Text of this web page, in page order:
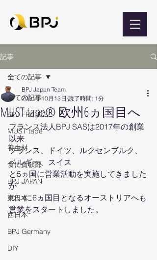
記事
全ての記事
BPJ FRANCE
MUST tape
養生材
食に貪欲部
BPJ JAPAN
東日本
西日本
BPJ Germany
DIY
全ての記事
MUST tape® 欧州6ヵ国目へ
BPJ Japan Team
2021年10月13日 読了時間: 1分
フランス法人BPJ SASは2017年の創業
以来
フランス、ドイツ、ルクセンブルク、
ベルギー、スイス
と5ヵ国に営業活動を実施してきました
が
ついに6ヵ国目となるオーストリアへも
営業をスタートしました。